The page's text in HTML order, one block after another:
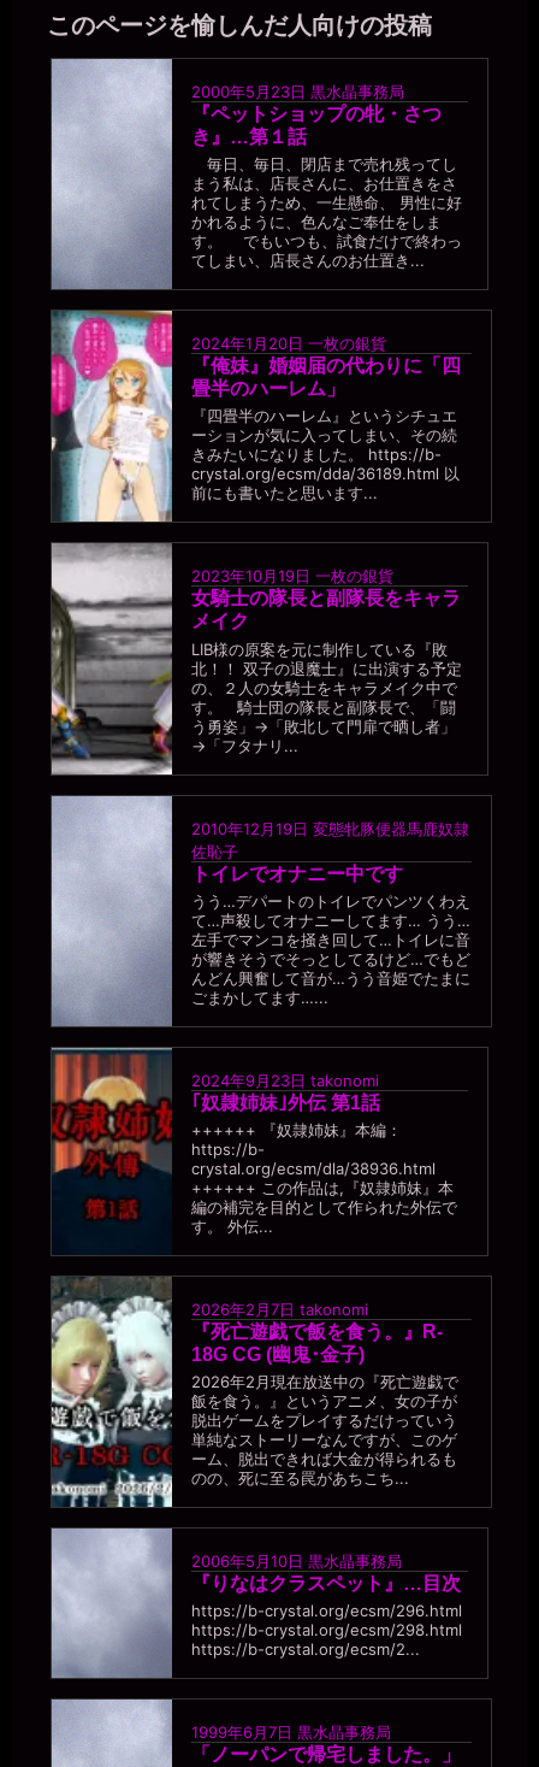
このページを愉しんだ人向けの投稿
2000年5月23日 黒水晶事務局
『ペットショップの牝・さつ
き』…第１話
毎日、毎日、閉店まで売れ残ってし
まう私は、店長さんに、お仕置きをさ
れてしまうため、一生懸命、 男性に好
かれるように、色んなご奉仕をしま
す。 でもいつも、試食だけで終わっ
てしまい、店長さんのお仕置き...
2024年1月20日 一枚の銀貨
『俺妹』婚姻届の代わりに「四
畳半のハーレム」
『四畳半のハーレム』というシチュエ
ーションが気に入ってしまい、その続
きみたいになりました。 https://b-
crystal.org/ecsm/dda/36189.html 以
前にも書いたと思います...
2023年10月19日 一枚の銀貨
女騎士の隊長と副隊長をキャラ
メイク
LIB様の原案を元に制作している『敗
北！！ 双子の退魔士』に出演する予定
の、２人の女騎士をキャラメイク中で
す。 騎士団の隊長と副隊長で、「闘
う勇姿」→「敗北して門扉で晒し者」
→「フタナリ...
2010年12月19日 変態牝豚便器馬鹿奴隷
佐恥子
トイレでオナニー中です
うう…デパートのトイレでパンツくわえ
て…声殺してオナニーしてます… うう…
左手でマンコを掻き回して…トイレに音
が響きそうでそっとしてるけど…でもど
んどん興奮して音が…うう音姫でたまに
ごまかしてます…...
2024年9月23日 takonomi
｢奴隷姉妹｣外伝 第1話
++++++ 『奴隷姉妹』本編：
https://b-
crystal.org/ecsm/dla/38936.html
++++++ この作品は,『奴隷姉妹』本
編の補完を目的として作られた外伝で
す。 外伝...
2026年2月7日 takonomi
『死亡遊戯で飯を食う。』R-
18G CG (幽鬼･金子)
2026年2月現在放送中の『死亡遊戯で
飯を食う。』というアニメ、女の子が
脱出ゲームをプレイするだけっていう
単純なストーリーなんですが、このゲ
ーム、脱出できれば大金が得られるも
のの、死に至る罠があちこち...
2006年5月10日 黒水晶事務局
『りなはクラスペット』…目次
https://b-crystal.org/ecsm/296.html
https://b-crystal.org/ecsm/298.html
https://b-crystal.org/ecsm/2...
1999年6月7日 黒水晶事務局
「ノーパンで帰宅しました。」